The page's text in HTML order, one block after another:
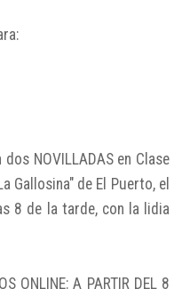
NOVILLADAS en Clase
Gallosina" de El Puerto, el
8 de la tarde, con la lidia
ONLINE: A PARTIR DEL 8